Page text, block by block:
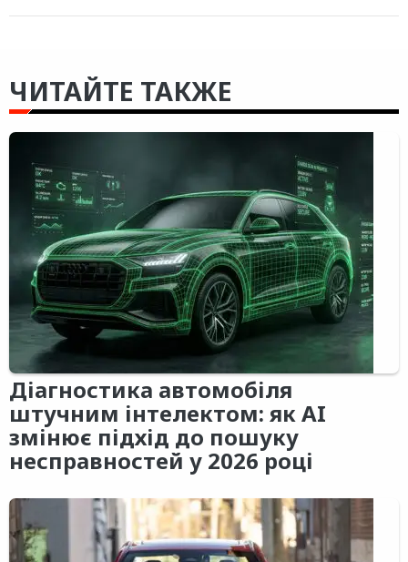
ЧИТАЙТЕ ТАКЖЕ
Діагностика автомобіля
штучним інтелектом: як AI
змінює підхід до пошуку
несправностей у 2026 році